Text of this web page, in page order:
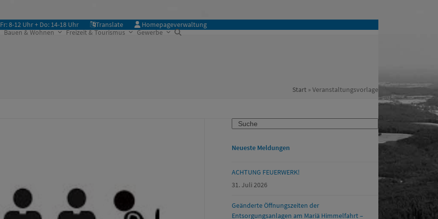
8-12 Uhr + Do: 14-18 Uhr Translate
Homepageverwaltung
Bauen & Wohnen Freizeit & Tourismus Gewerbe
Start »Veranstaltungsvorlage
Search
Neueste Meldungen
ACHTUNG FEUERWERK!
31. Juli 2026
Geänderte Öffnungszeiten der
Entsorgungsanlagen am Mariä Himmelfahrt –